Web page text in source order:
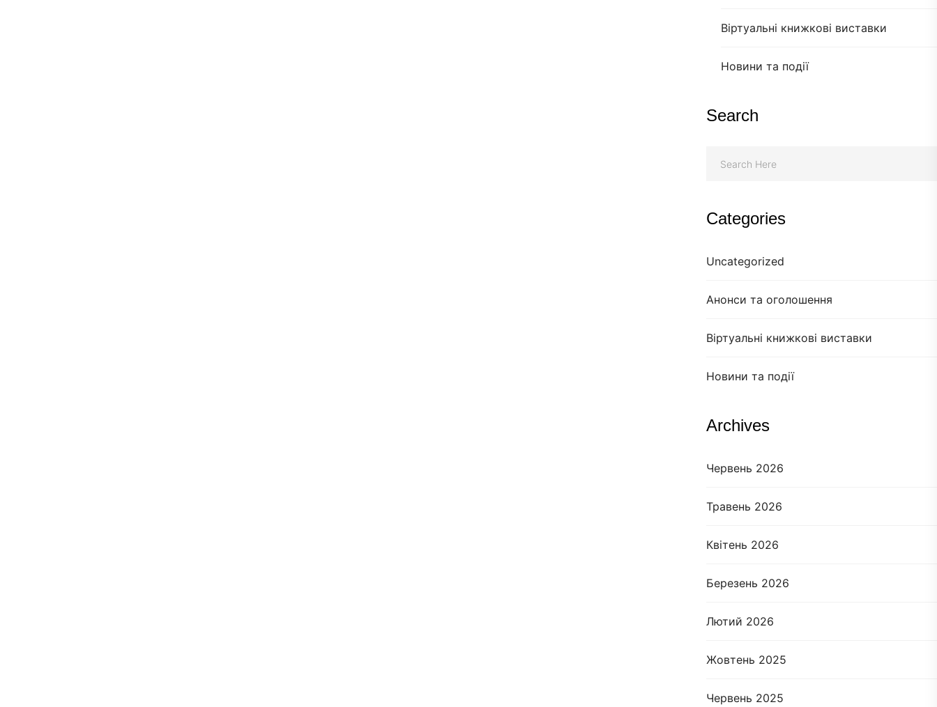
Віртуальні книжкові виставки
Новини та події
Search
Categories
Uncategorized
Анонси та оголошення
Віртуальні книжкові виставки
Новини та події
Archives
Червень 2026
Травень 2026
Квітень 2026
Березень 2026
Лютий 2026
Жовтень 2025
Червень 2025